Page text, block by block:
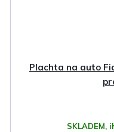
Plachta na auto
SKLADEM,